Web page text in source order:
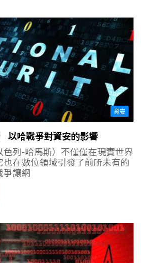
資安
以哈戰爭對資安的影響
色列-哈馬斯）不僅僅在現實世界
也在數位領域引發了前所未有的
爭讓網